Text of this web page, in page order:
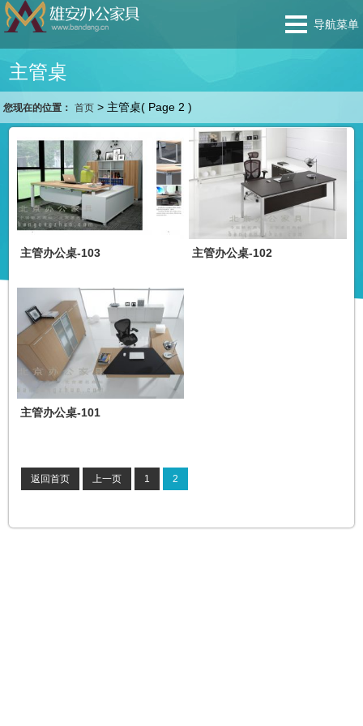
导航菜单
主管桌
您现在的位置： 首页 > 主管桌( Page 2 )
主管办公桌-103 主管办公桌-102
主管办公桌-101
返回首页 上一页 1 2